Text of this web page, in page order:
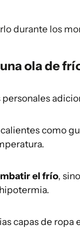
durante los
ola de
como
el frío,
capas de ropa